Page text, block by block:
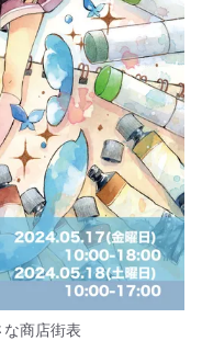
商店街表